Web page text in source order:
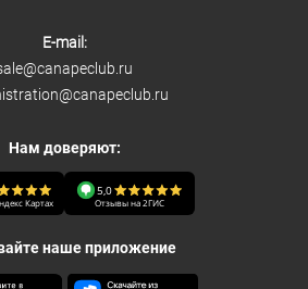
E-mail:
Нам доверяют:
Картах
5,0
Отзывы на 2ГИС
наше приложение